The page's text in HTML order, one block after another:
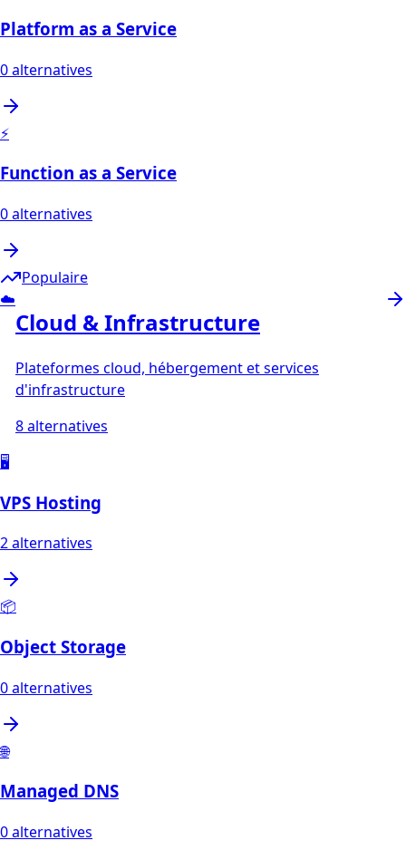
Platform as a Service
0alternatives
⚡
Function as a Service
0alternatives
Populaire
☁️
Cloud & Infrastructure
Plateformes cloud, hébergement et services
d'infrastructure
8alternatives
🖥️
VPS Hosting
2alternatives
📦
Object Storage
0alternatives
🌐
Managed DNS
0alternatives